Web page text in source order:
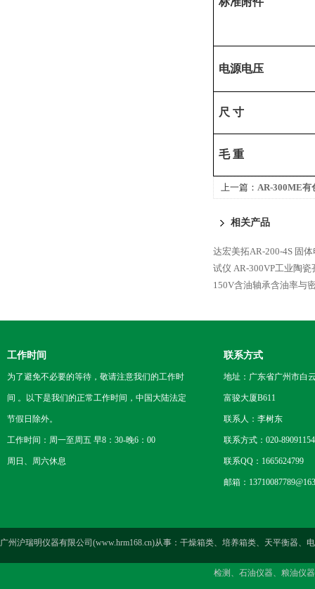
电源电压
尺 寸
毛 重
上一篇： AR-300ME有
相关产品
达宏美拓AR-200-4S 固
试仪 AR-300VP工业陶
150V含油轴承含油率与
工作时间
为了避免不必要的等待，敬请注意我们的工作时
间 。以下是我们的正常工作时间，中国大陆法定
节假日除外。
工作时间：周一至周五 早8：30-晚6：00
周日、周六休息
联系方式
地址：广东省广州市白
富骏大厦B611
联系人：李树东
联系方式：020-89091154
联系QQ：1665624799
邮箱：
广州沪瑞明仪器有限公司(www.hrm168.cn)从事：干燥箱类、培养箱类、天平衡器
检测、石油仪器、粮油仪